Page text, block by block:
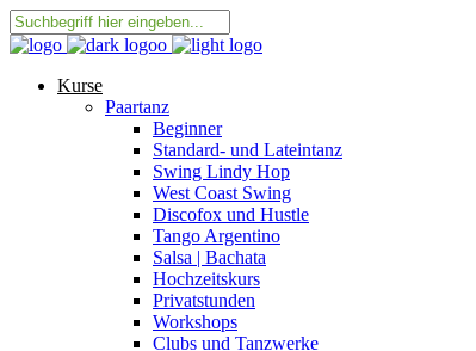
Kurse
Paartanz
Beginner
Standard- und Lateintanz
Swing Lindy Hop
West Coast Swing
Discofox und Hustle
Tango Argentino
Salsa | Bachata
Hochzeitskurs
Privatstunden
Workshops
Clubs und Tanzwerke